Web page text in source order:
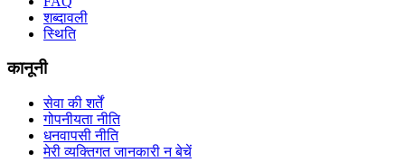
शब्दावली
स्थिति
कानूनी
सेवा की शर्तें
गोपनीयता नीति
धनवापसी नीति
मेरी व्यक्तिगत जानकारी न बेचें